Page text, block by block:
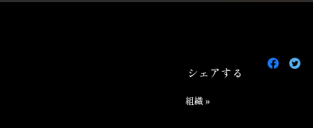
シェアする で で
組織 »